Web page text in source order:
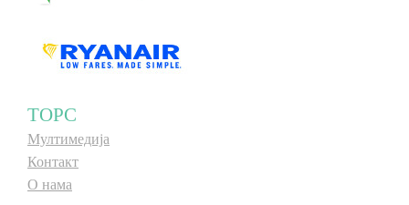
ТОРС
Мултимедија
Контакт
О нама